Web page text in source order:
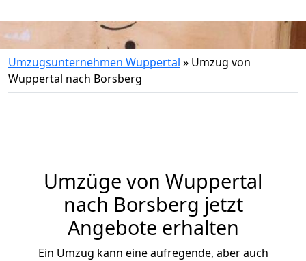
Umzugsunternehmen Wuppertal » Umzug von
Wuppertal nach Borsberg
Umzüge von Wuppertal
nach Borsberg jetzt
Angebote erhalten
Ein Umzug kann eine aufregende, aber auch